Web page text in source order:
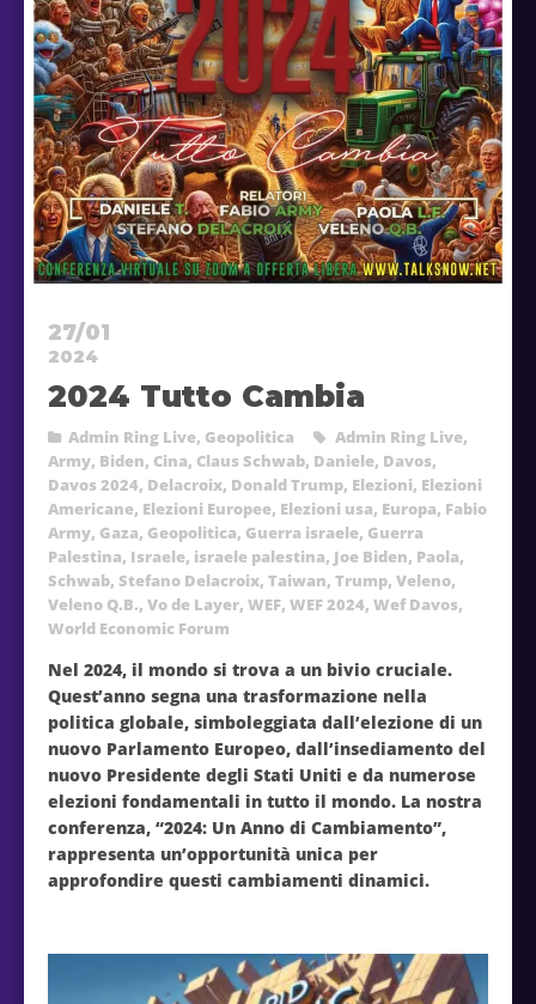
27/01
2024
2024 Tutto Cambia
Admin Ring Live, Geopolitica Admin Ring Live,
Army, Biden, Cina, Claus Schwab, Daniele, Davos,
Davos 2024, Delacroix, Donald Trump, Elezioni, Elezioni
Americane, Elezioni Europee, Elezioni usa, Europa, Fabio
Army, Gaza, Geopolitica, Guerra israele, Guerra
Palestina, Israele, israele palestina, Joe Biden, Paola,
Schwab, Stefano Delacroix, Taiwan, Trump, Veleno,
Veleno Q.B., Vo de Layer, WEF, WEF 2024, Wef Davos,
World Economic Forum
Nel 2024, il mondo si trova a un bivio cruciale.
Quest’anno segna una trasformazione nella
politica globale, simboleggiata dall’elezione di un
nuovo Parlamento Europeo, dall’insediamento del
nuovo Presidente degli Stati Uniti e da numerose
elezioni fondamentali in tutto il mondo. La nostra
conferenza, “2024: Un Anno di Cambiamento”,
rappresenta un’opportunità unica per
approfondire questi cambiamenti dinamici.